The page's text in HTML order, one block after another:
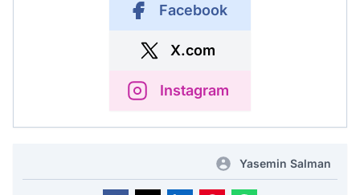
Facebook
X.com
Instagram
Yasemin Salman